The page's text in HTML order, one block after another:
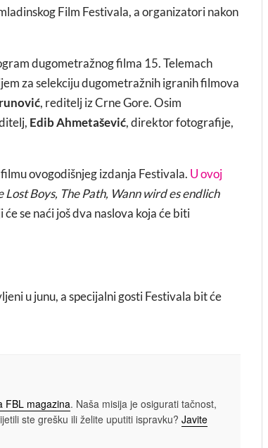
Film Festivala, a organizatori nakon
dugometražnog filma 15. Telemach
za selekciju dugometražnih igranih filmova
, reditelj iz Crne Gore. Osim
Edib Ahmetašević, direktor fotografije,
ovogodišnjeg izdanja Festivala. U ovoj
Lost Boys, The Path, Wann wird es endlich
se naći još dva naslova koja će biti
u junu, a specijalni gosti Festivala bit će
FBL magazina. Naša misija je osigurati tačnost,
ste grešku ili želite uputiti ispravku? Javite